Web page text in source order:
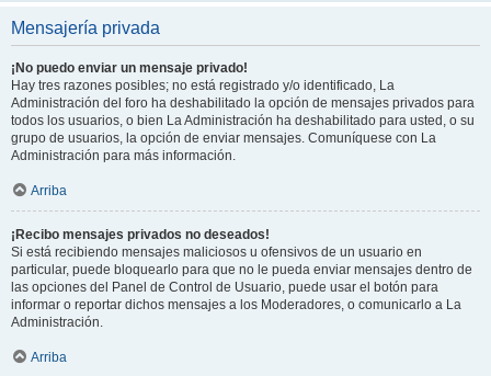
Mensajería privada
¡No puedo enviar un mensaje privado!
Hay tres razones posibles; no está registrado y/o identificado, La
Administración del foro ha deshabilitado la opción de mensajes privados para
todos los usuarios, o bien La Administración ha deshabilitado para usted, o su
grupo de usuarios, la opción de enviar mensajes. Comuníquese con La
Administración para más información.
Arriba
¡Recibo mensajes privados no deseados!
Si está recibiendo mensajes maliciosos u ofensivos de un usuario en
particular, puede bloquearlo para que no le pueda enviar mensajes dentro de
las opciones del Panel de Control de Usuario, puede usar el botón para
informar o reportar dichos mensajes a los Moderadores, o comunicarlo a La
Administración.
Arriba